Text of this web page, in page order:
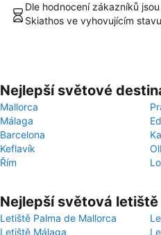
Dle hodnocení zákazníků
Skiathos ve vyhovujícím stavu
Nejlepší světové
Mallorca
Málaga
Barcelona
Keflavík
Řím
Nejlepší světová letiště
Letiště Palma de Mallorca
Letiště Málaga